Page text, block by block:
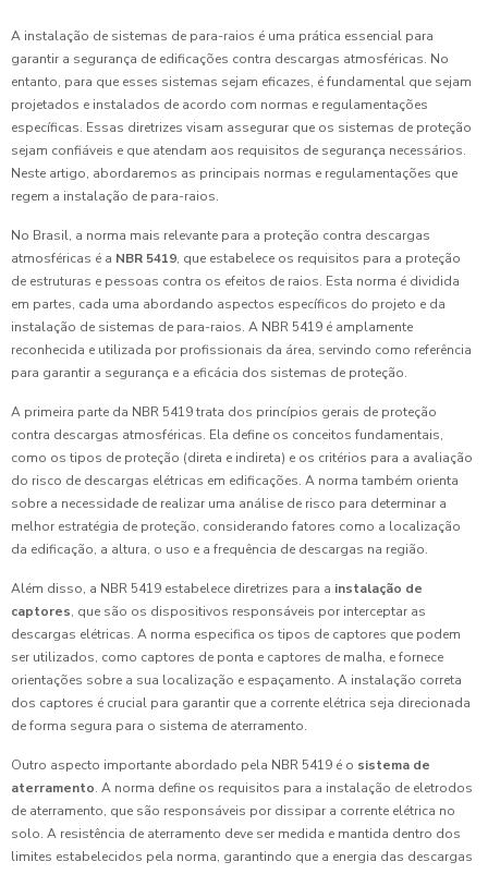
A instalação de sistemas de para-raios é uma prática essencial para
garantir a segurança de edificações contra descargas atmosféricas. No
entanto, para que esses sistemas sejam eficazes, é fundamental que sejam
projetados e instalados de acordo com normas e regulamentações
específicas. Essas diretrizes visam assegurar que os sistemas de proteção
sejam confiáveis e que atendam aos requisitos de segurança necessários.
Neste artigo, abordaremos as principais normas e regulamentações que
regem a instalação de para-raios.
No Brasil, a norma mais relevante para a proteção contra descargas
atmosféricas é a NBR 5419, que estabelece os requisitos para a proteção
de estruturas e pessoas contra os efeitos de raios. Esta norma é dividida
em partes, cada uma abordando aspectos específicos do projeto e da
instalação de sistemas de para-raios. A NBR 5419 é amplamente
reconhecida e utilizada por profissionais da área, servindo como referência
para garantir a segurança e a eficácia dos sistemas de proteção.
A primeira parte da NBR 5419 trata dos princípios gerais de proteção
contra descargas atmosféricas. Ela define os conceitos fundamentais,
como os tipos de proteção (direta e indireta) e os critérios para a avaliação
do risco de descargas elétricas em edificações. A norma também orienta
sobre a necessidade de realizar uma análise de risco para determinar a
melhor estratégia de proteção, considerando fatores como a localização
da edificação, a altura, o uso e a frequência de descargas na região.
Além disso, a NBR 5419 estabelece diretrizes para a instalação de
captores, que são os dispositivos responsáveis por interceptar as
descargas elétricas. A norma especifica os tipos de captores que podem
ser utilizados, como captores de ponta e captores de malha, e fornece
orientações sobre a sua localização e espaçamento. A instalação correta
dos captores é crucial para garantir que a corrente elétrica seja direcionada
de forma segura para o sistema de aterramento.
Outro aspecto importante abordado pela NBR 5419 é o sistema de
aterramento. A norma define os requisitos para a instalação de eletrodos
de aterramento, que são responsáveis por dissipar a corrente elétrica no
solo. A resistência de aterramento deve ser medida e mantida dentro dos
limites estabelecidos pela norma, garantindo que a energia das descargas